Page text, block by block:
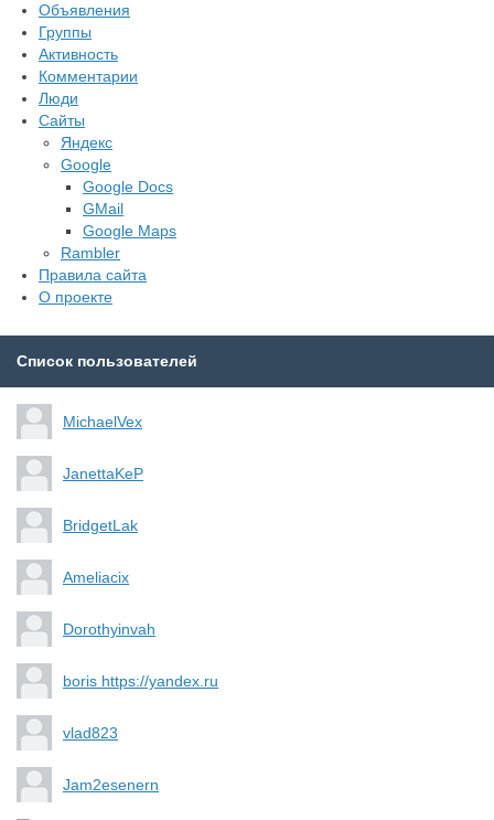
Объявления
Группы
Активность
Комментарии
Люди
Сайты
Яндекс
Google
Google Docs
GMail
Google Maps
Rambler
Правила сайта
О проекте
Список пользователей
MichaelVex
JanettaKeP
BridgetLak
Ameliacix
Dorothyinvah
boris https://yandex.ru
vlad823
Jam2esenern